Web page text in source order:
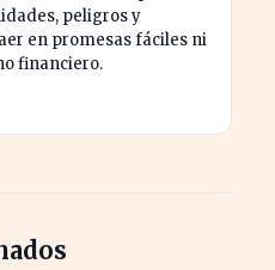
peligros y
en promesas fáciles ni
financiero.